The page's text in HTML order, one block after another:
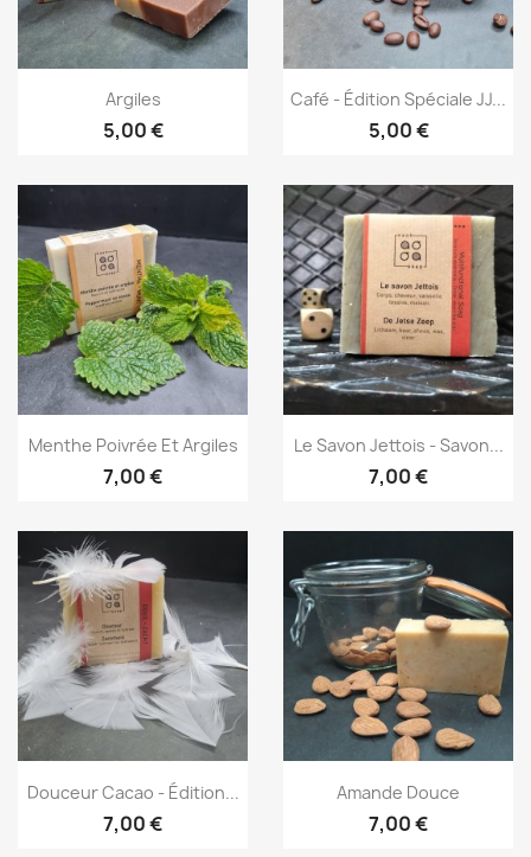
Aperçu rapide
Argiles
5,00 €
Aperçu rapide
Café - Édition Spéciale JJ...
5,00 €
Aperçu rapide
Menthe Poivrée Et Argiles
7,00 €
Aperçu rapide
Le Savon Jettois - Savon...
7,00 €
Aperçu rapide
Douceur Cacao - Édition...
7,00 €
Aperçu rapide
Amande Douce
7,00 €